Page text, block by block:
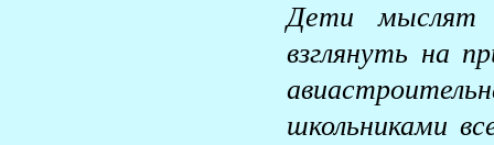
Дети мыслят
взглянуть на
школьниками